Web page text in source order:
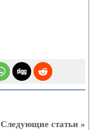
Следующие статьи »